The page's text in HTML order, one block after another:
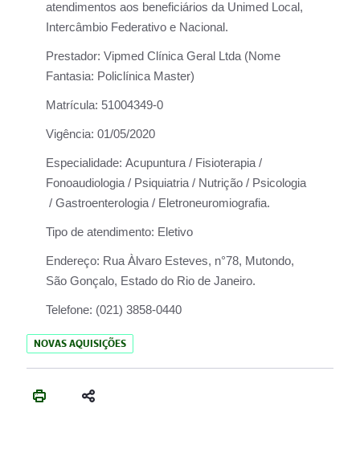
atendimentos aos beneficiários da Unimed Local,
Intercâmbio Federativo e Nacional.
Prestador: Vipmed Clínica Geral Ltda (Nome
Fantasia: Policlínica Master)
Matrícula: 51004349-0
Vigência: 01/05/2020
Especialidade: Acupuntura / Fisioterapia /
Fonoaudiologia / Psiquiatria / Nutrição / Psicologia
/ Gastroenterologia / Eletroneuromiografia.
Tipo de atendimento: Eletivo
Endereço: Rua Àlvaro Esteves, n°78, Mutondo,
São Gonçalo, Estado do Rio de Janeiro.
Telefone: (021) 3858-0440
NOVAS AQUISIÇÕES